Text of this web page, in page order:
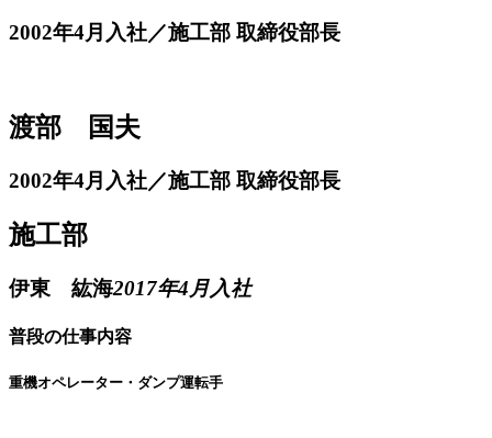
2002年4月入社／施工部 取締役部長
渡部 国夫
2002年4月入社／施工部 取締役部長
施工部
伊東 紘海2017年4月入社
普段の仕事内容
重機オペレーター・ダンプ運転手